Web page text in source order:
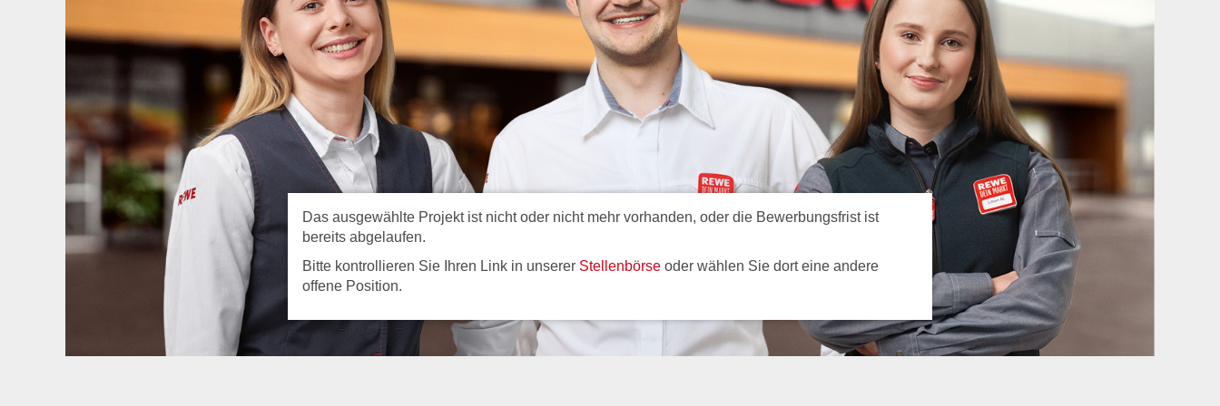
Das ausgewählte Projekt ist nicht oder nicht mehr vorhanden, oder die Bewerbungsfrist ist
bereits abgelaufen.
Bitte kontrollieren Sie Ihren Link in unserer Stellenbörse oder wählen Sie dort eine andere
offene Position.